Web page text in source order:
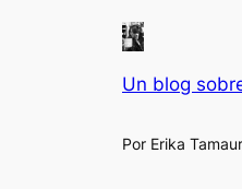
Un blog
Por Erika